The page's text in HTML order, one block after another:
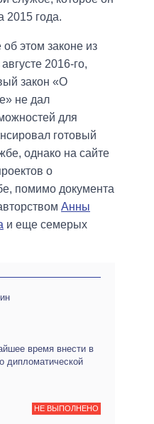
2015 года.
этом законе из
2016-го,
закон «О
не дал
для
готовый
однако на сайте
о
помимо документа
Анны
и еще семерых
время внести в
дипломатической
НЕ ВЫПОЛНЕНО